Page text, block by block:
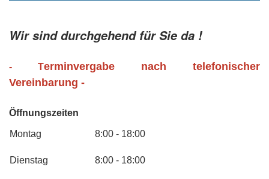
Wir sind durchgehend für Sie da !
- Terminvergabe nach telefonischer
Vereinbarung -
Öffnungszeiten
Montag 8:00 - 18:00
Dienstag 8:00 - 18:00